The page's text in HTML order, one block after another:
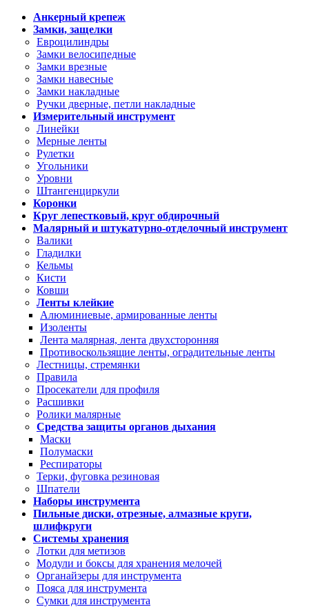
Анкерный крепеж
Замки, защелки
Евроцилиндры
Замки велосипедные
Замки врезные
Замки навесные
Замки накладные
Ручки дверные, петли накладные
Измерительный инструмент
Линейки
Мерные ленты
Рулетки
Угольники
Уровни
Штангенциркули
Коронки
Круг лепестковый, круг обдирочный
Малярный и штукатурно-отделочный инструмент
Валики
Гладилки
Кельмы
Кисти
Ковши
Ленты клейкие
Алюминиевые, армированные ленты
Изоленты
Лента малярная, лента двухсторонняя
Противоскользящие ленты, оградительные ленты
Лестницы, стремянки
Правила
Просекатели для профиля
Расшивки
Ролики малярные
Средства защиты органов дыхания
Маски
Полумаски
Респираторы
Терки, фуговка резиновая
Шпатели
Наборы инструмента
Пильные диски, отрезные, алмазные круги,
шлифкруги
Системы хранения
Лотки для метизов
Модули и боксы для хранения мелочей
Органайзеры для инструмента
Пояса для инструмента
Сумки для инструмента